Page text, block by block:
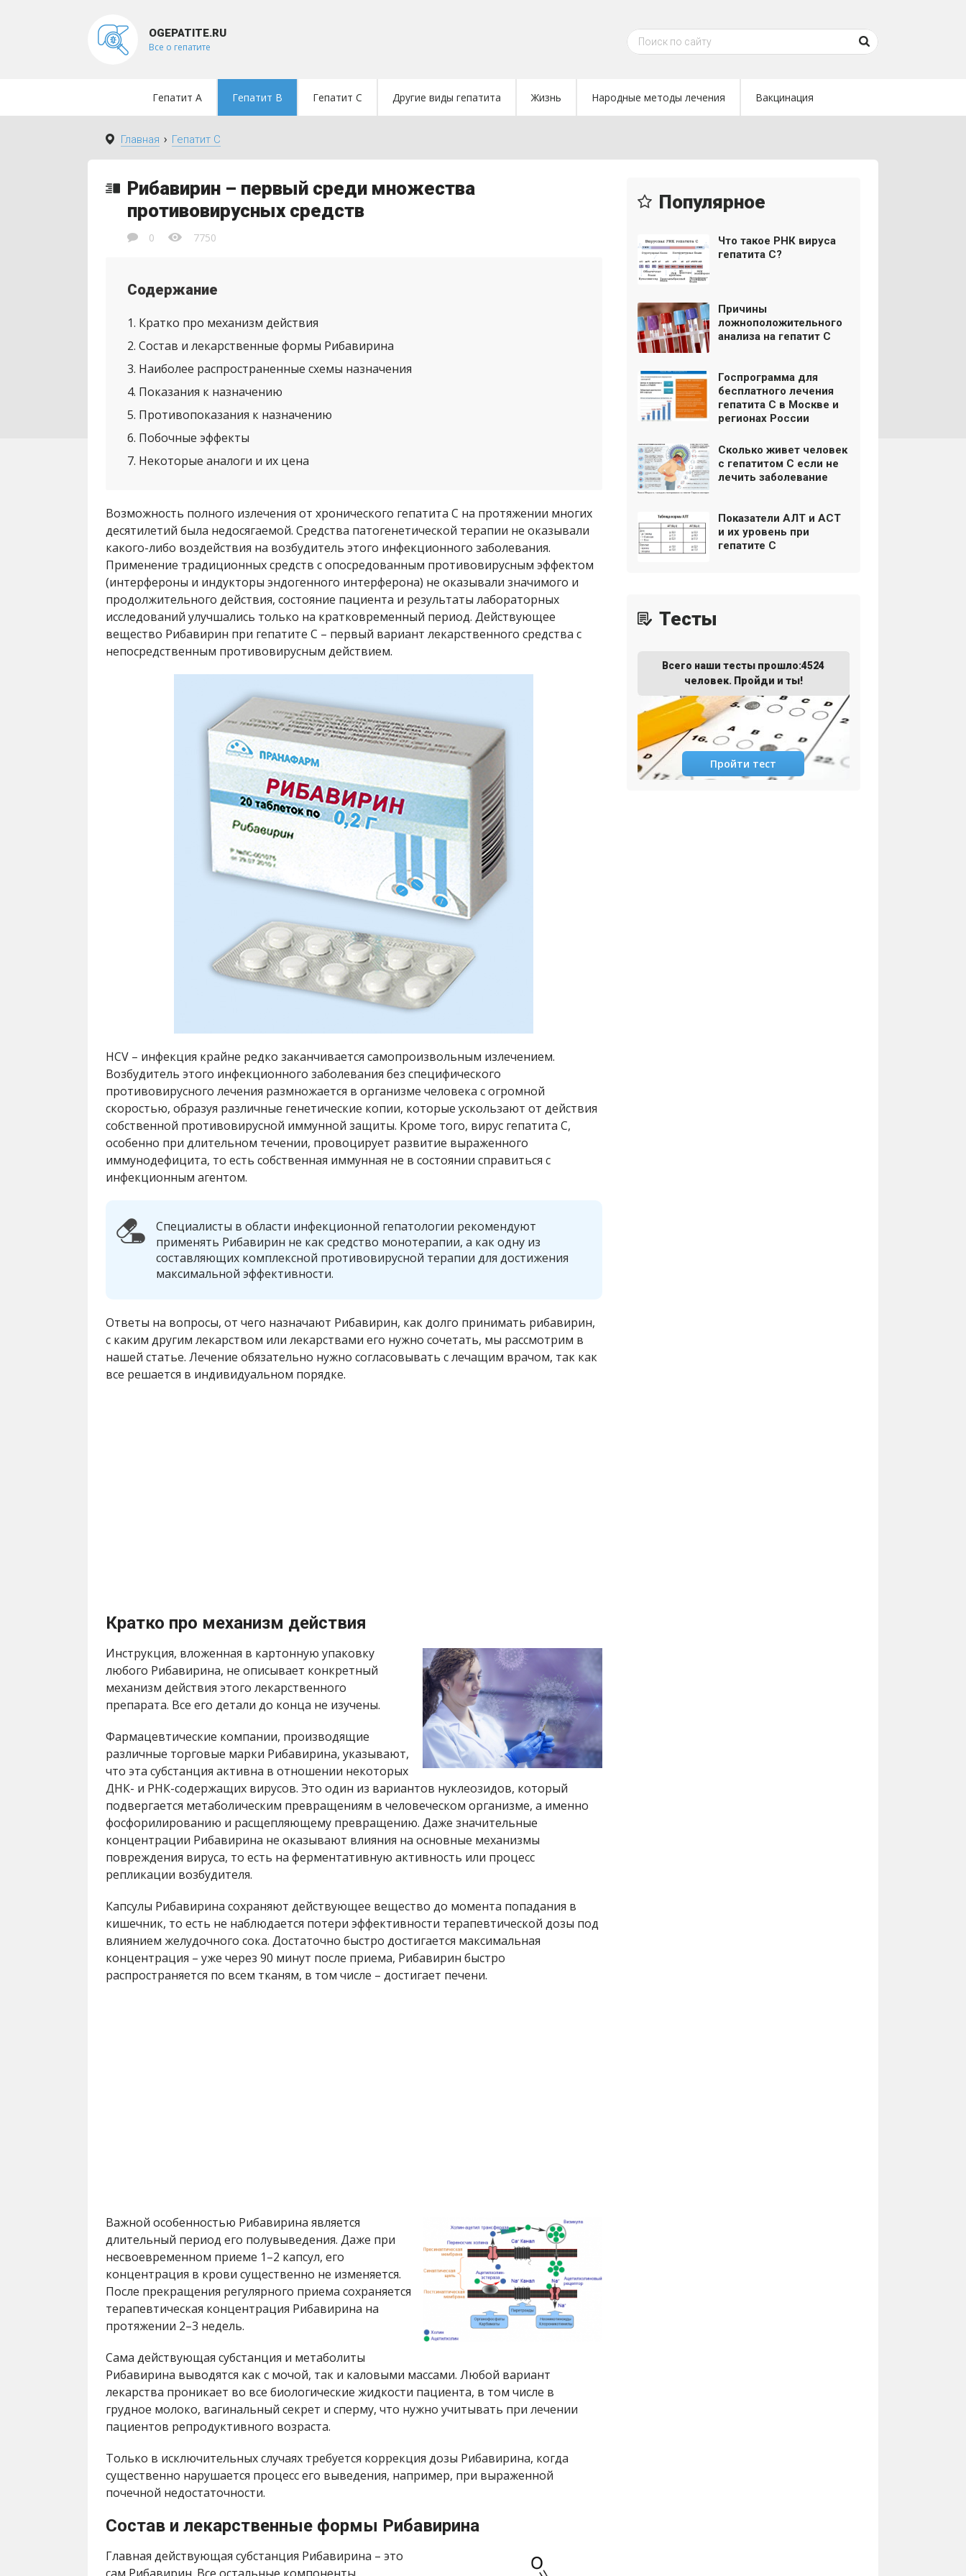
OGEPATITE.RU
Все о гепатите
Гепатит A Гепатит B Гепатит C Другие виды гепатита Жизнь Народные методы лечения Вакцинация
Главная › Гепатит C
Рибавирин – первый среди множества
противовирусных средств
0 7750
Содержание
1 Кратко про механизм действия
2 Состав и лекарственные формы Рибавирина
3 Наиболее распространенные схемы назначения
4 Показания к назначению
5 Противопоказания к назначению
6 Побочные эффекты
7 Некоторые аналоги и их цена
Возможность полного излечения от хронического гепатита С на протяжении многих
десятилетий была недосягаемой. Средства патогенетической терапии не оказывали
какого-либо воздействия на возбудитель этого инфекционного заболевания.
Применение традиционных средств с опосредованным противовирусным эффектом
(интерфероны и индукторы эндогенного интерферона) не оказывали значимого и
продолжительного действия, состояние пациента и результаты лабораторных
исследований улучшались только на кратковременный период. Действующее
вещество Рибавирин при гепатите С – первый вариант лекарственного средства с
непосредственным противовирусным действием.
HCV – инфекция крайне редко заканчивается самопроизвольным излечением.
Возбудитель этого инфекционного заболевания без специфического
противовирусного лечения размножается в организме человека с огромной
скоростью, образуя различные генетические копии, которые ускользают от действия
собственной противовирусной иммунной защиты. Кроме того, вирус гепатита С,
особенно при длительном течении, провоцирует развитие выраженного
иммунодефицита, то есть собственная иммунная не в состоянии справиться с
инфекционным агентом.
Специалисты в области инфекционной гепатологии рекомендуют
применять Рибавирин не как средство монотерапии, а как одну из
составляющих комплексной противовирусной терапии для достижения
максимальной эффективности.
Ответы на вопросы, от чего назначают Рибавирин, как долго принимать рибавирин,
с каким другим лекарством или лекарствами его нужно сочетать, мы рассмотрим в
нашей статье. Лечение обязательно нужно согласовывать с лечащим врачом, так как
все решается в индивидуальном порядке.
Кратко про механизм действия
Инструкция, вложенная в картонную упаковку
любого Рибавирина, не описывает конкретный
механизм действия этого лекарственного
препарата. Все его детали до конца не изучены.
Фармацевтические компании, производящие
различные торговые марки Рибавирина, указывают,
что эта субстанция активна в отношении некоторых
ДНК- и РНК-содержащих вирусов. Это один из вариантов нуклеозидов, который
подвергается метаболическим превращениям в человеческом организме, а именно
фосфорилированию и расщепляющему превращению. Даже значительные
концентрации Рибавирина не оказывают влияния на основные механизмы
повреждения вируса, то есть на ферментативную активность или процесс
репликации возбудителя.
Капсулы Рибавирина сохраняют действующее вещество до момента попадания в
кишечник, то есть не наблюдается потери эффективности терапевтической дозы под
влиянием желудочного сока. Достаточно быстро достигается максимальная
концентрация – уже через 90 минут после приема, Рибавирин быстро
распространяется по всем тканям, в том числе – достигает печени.
Важной особенностью Рибавирина является
длительный период его полувыведения. Даже при
несвоевременном приеме 1–2 капсул, его
концентрация в крови существенно не изменяется.
После прекращения регулярного приема сохраняется
терапевтическая концентрация Рибавирина на
протяжении 2–3 недель.
Сама действующая субстанция и метаболиты
Рибавирина выводятся как с мочой, так и каловыми массами. Любой вариант
лекарства проникает во все биологические жидкости пациента, в том числе в
грудное молоко, вагинальный секрет и сперму, что нужно учитывать при лечении
пациентов репродуктивного возраста.
Только в исключительных случаях требуется коррекция дозы Рибавирина, когда
существенно нарушается процесс его выведения, например, при выраженной
почечной недостаточности.
Состав и лекарственные формы Рибавирина
Главная действующая субстанция Рибавирина – это
Популярное
Что такое РНК вируса
гепатита С?
Причины
ложноположительного
анализа на гепатит С
Госпрограмма для
бесплатного лечения
гепатита С в Москве и
регионах России
Сколько живет человек
с гепатитом С если не
лечить заболевание
Показатели АЛТ и АСТ
и их уровень при
гепатите С
Тесты
Всего наши тесты прошло:4524
человек. Пройди и ты!
Пройти тест